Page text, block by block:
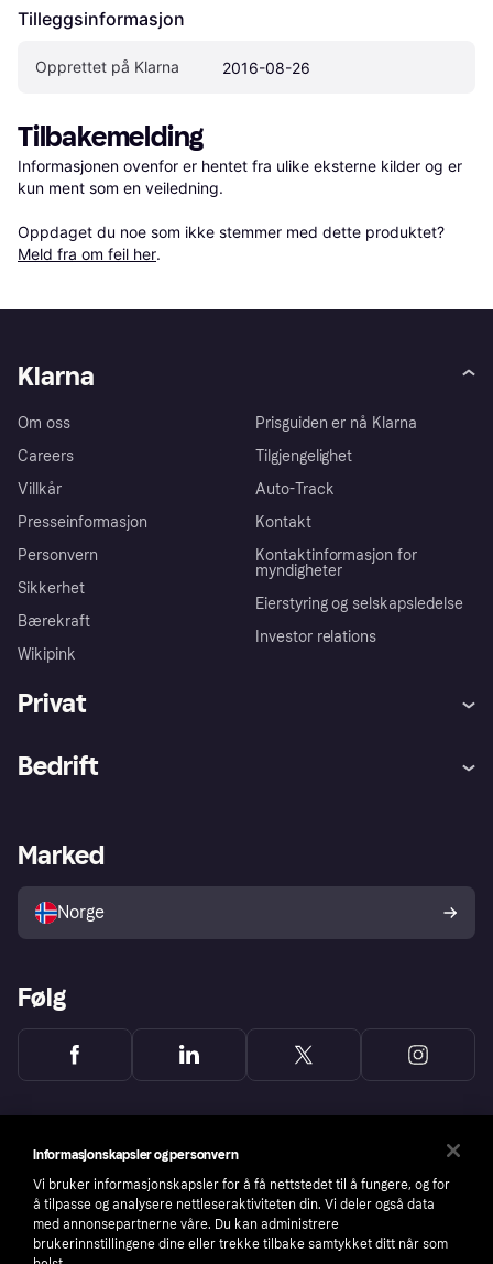
Tilleggsinformasjon
Opprettet på Klarna 2016-08-26
Tilbakemelding
Informasjonen ovenfor er hentet fra ulike eksterne kilder og er
kun ment som en veiledning.
Oppdaget du noe som ikke stemmer med dette produktet?
Meld fra om feil her.
Klarna
Om oss
Careers
Villkår
Presseinformasjon
Personvern
Sikkerhet
Bærekraft
Wikipink
Prisguiden er nå Klarna
Tilgjengelighet
Auto-Track
Kontakt
Kontaktinformasjon for
myndigheter
Eierstyring og selskapsledelse
Investor relations
Privat
Utforsk butikker
Bedrift
Merchant portal
Marked
Norge
Følg
Informasjonskapsler og personvern
Vi bruker informasjonskapsler for å få nettstedet til å fungere, og for
å tilpasse og analysere nettleseraktiviteten din. Vi deler også data
med annonsepartnerne våre. Du kan administrere
brukerinnstillingene dine eller trekke tilbake samtykket ditt når som